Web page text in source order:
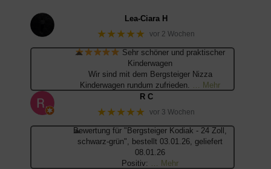
Lea-Ciara H
★★★★★ vor 2 Wochen
Sehr schöner und praktischer
Kinderwagen
Wir sind mit dem Bergsteiger Nizza
Kinderwagen rundum zufrieden.
… Mehr
R C
★★★★★ vor 3 Wochen
Bewertung für "Bergsteiger Kodiak - 24 Zoll,
schwarz-grün", bestellt 03.01.26, geliefert
08.01.26
Positiv:
… Mehr